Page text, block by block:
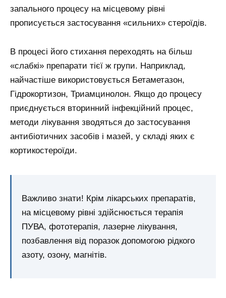
запального процесу на місцевому рівні
прописується застосування «сильних» стероїдів.
В процесі його стихання переходять на більш
«слабкі» препарати тієї ж групи. Наприклад,
найчастіше використовується Бетаметазон,
Гідрокортизон, Триамцинолон. Якщо до процесу
приєднується вторинний інфекційний процес,
методи лікування зводяться до застосування
антибіотичних засобів і мазей, у складі яких є
кортикостероїди.
Важливо знати! Крім лікарських препаратів,
на місцевому рівні здійснюється терапія
ПУВА, фототерапія, лазерне лікування,
позбавлення від поразок допомогою рідкого
азоту, озону, магнітів.